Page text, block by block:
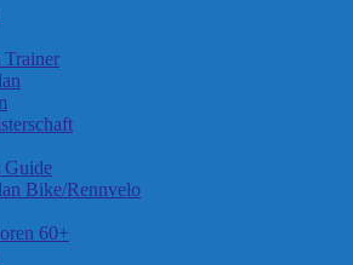
Guide
Bike/Rennvelo
60+